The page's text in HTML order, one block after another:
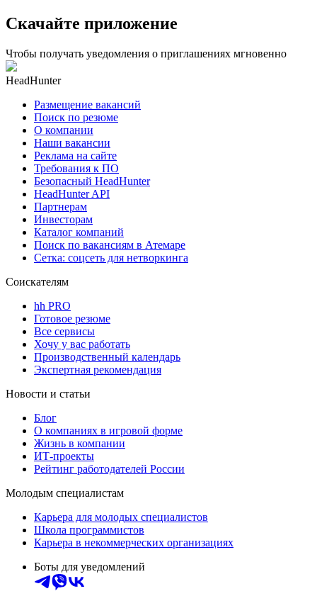
Скачайте приложение
Чтобы получать уведомления о приглашениях мгновенно
HeadHunter
Размещение вакансий
Поиск по резюме
О компании
Наши вакансии
Реклама на сайте
Требования к ПО
Безопасный HeadHunter
HeadHunter API
Партнерам
Инвесторам
Каталог компаний
Поиск по вакансиям в Атемаре
Сетка: соцсеть для нетворкинга
Соискателям
hh PRO
Готовое резюме
Все сервисы
Хочу у вас работать
Производственный календарь
Экспертная рекомендация
Новости и статьи
Блог
О компаниях в игровой форме
Жизнь в компании
ИТ-проекты
Рейтинг работодателей России
Молодым специалистам
Карьера для молодых специалистов
Школа программистов
Карьера в некоммерческих организациях
Боты для уведомлений